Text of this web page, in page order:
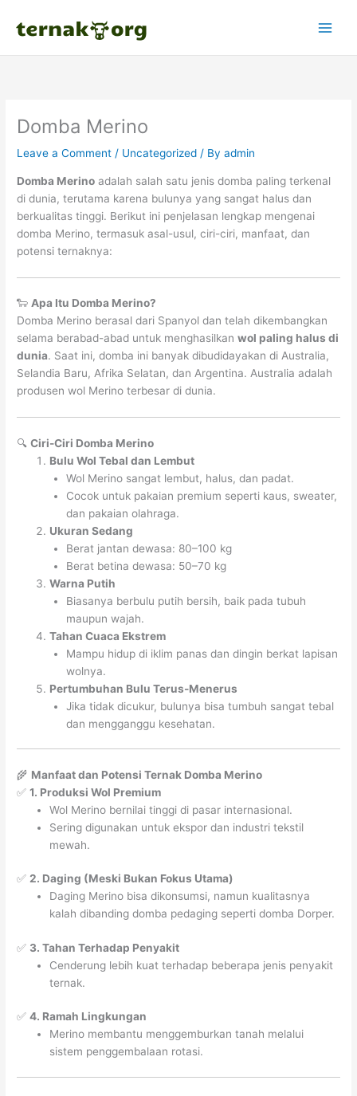
Domba Merino
Leave a Comment / Uncategorized / Byadmin
Domba Merino adalah salah satu jenis domba paling terkenal
di dunia, terutama karena bulunya yang sangat halus dan
berkualitas tinggi. Berikut ini penjelasan lengkap mengenai
domba Merino, termasuk asal-usul, ciri-ciri, manfaat, dan
potensi ternaknya:
🐑Apa Itu Domba Merino?
Domba Merino berasal dari Spanyol dan telah dikembangkan
selama berabad-abad untuk menghasilkanwol paling halus di
dunia. Saat ini, domba ini banyak dibudidayakan di Australia,
Selandia Baru, Afrika Selatan, dan Argentina. Australia adalah
produsen wol Merino terbesar di dunia.
🔍Ciri-Ciri Domba Merino
Bulu Wol Tebal dan Lembut
Wol Merino sangat lembut, halus, dan padat.
Cocok untuk pakaian premium seperti kaus, sweater,
dan pakaian olahraga.
Ukuran Sedang
Berat jantan dewasa: 80–100 kg
Berat betina dewasa: 50–70 kg
Warna Putih
Biasanya berbulu putih bersih, baik pada tubuh
maupun wajah.
Tahan Cuaca Ekstrem
Mampu hidup di iklim panas dan dingin berkat lapisan
wolnya.
Pertumbuhan Bulu Terus-Menerus
Jika tidak dicukur, bulunya bisa tumbuh sangat tebal
dan mengganggu kesehatan.
🌾 Manfaat dan Potensi Ternak Domba Merino
✅1. Produksi Wol Premium
Wol Merino bernilai tinggi di pasar internasional.
Sering digunakan untuk ekspor dan industri tekstil
mewah.
✅2. Daging (Meski Bukan Fokus Utama)
Daging Merino bisa dikonsumsi, namun kualitasnya
kalah dibanding domba pedaging seperti domba Dorper.
✅ 3. Tahan Terhadap Penyakit
Cenderung lebih kuat terhadap beberapa jenis penyakit
ternak.
✅4. Ramah Lingkungan
Merino membantu menggemburkan tanah melalui
sistem penggembalaan rotasi.